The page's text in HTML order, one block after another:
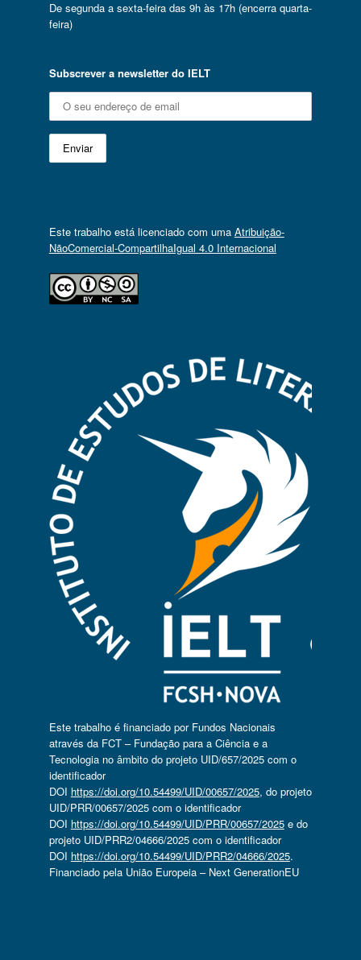
De segunda a sexta-feira das 9h às 17h (encerra quarta-
feira)
Subscrever a newsletter do IELT
Este trabalho está licenciado com uma Atribuição-
NãoComercial-CompartilhaIgual 4.0 Internacional
Este trabalho é financiado por Fundos Nacionais
através da FCT – Fundação para a Ciência e a
Tecnologia no âmbito do projeto UID/657/2025 com o
identificador
DOI https://doi.org/10.54499/UID/00657/2025, do projeto
UID/PRR/00657/2025 com o identificador
DOI https://doi.org/10.54499/UID/PRR/00657/2025e do
projeto UID/PRR2/04666/2025 com o identificador
DOI https://doi.org/10.54499/UID/PRR2/04666/2025.
Financiado pela União Europeia – Next GenerationEU